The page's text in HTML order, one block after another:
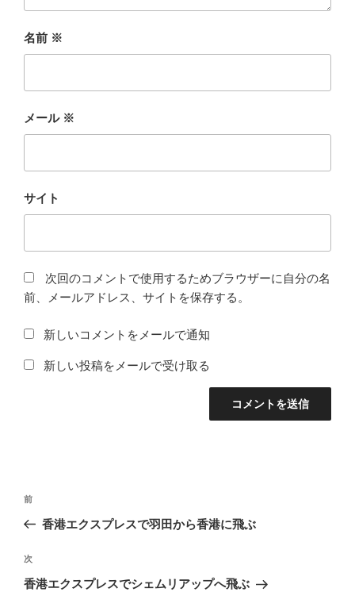
名前 ※
メール ※
サイト
次回のコメントで使用するためブラウザーに自分の名
前、メールアドレス、サイトを保存する。
新しいコメントをメールで通知
新しい投稿をメールで受け取る
投
ビ
ゲ
前
の
稿
前
香港エクスプレスで羽田から香港に飛ぶ
次
の
次
香港エクスプレスでシェムリアップへ飛ぶ